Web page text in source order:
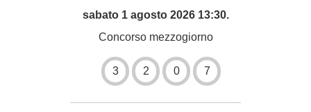
sabato 1 agosto 2026 13:30.
Concorso mezzogiorno
3 2 0 7